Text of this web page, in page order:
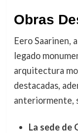
Obras
Eero Saarinen,
legado
arquitectura
destacadas,
anteriormente,
La sede de